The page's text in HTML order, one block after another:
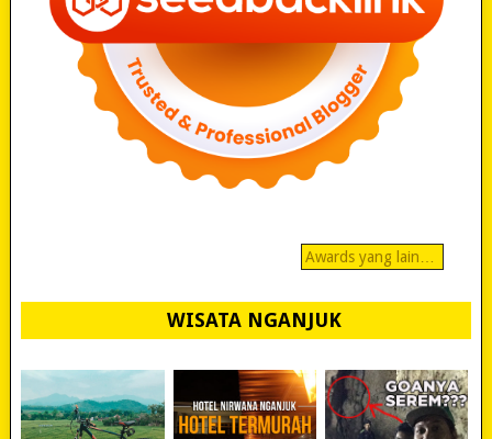
Awards yang lain…
WISATA NGANJUK